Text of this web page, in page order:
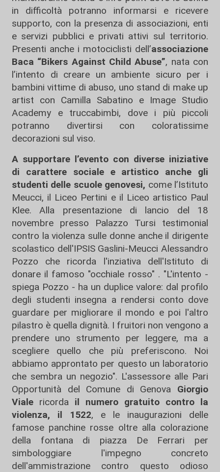
in difficoltà potranno informarsi e ricevere
supporto, con la presenza di associazioni, enti
e servizi pubblici e privati attivi sul territorio.
Presenti anche i motociclisti dell’associazione
Baca “Bikers Against Child Abuse”, nata con
l’intento di creare un ambiente sicuro per i
bambini vittime di abuso, uno stand di make up
artist con Camilla Sabatino e Image Studio
Academy e truccabimbi, dove i più piccoli
potranno divertirsi con coloratissime
decorazioni sul viso.
A supportare l’evento con diverse iniziative
di carattere sociale e artistico anche gli
studenti delle scuole genovesi, come l’Istituto
Meucci, il Liceo Pertini e il Liceo artistico Paul
Klee. Alla presentazione di lancio del 18
novembre presso Palazzo Tursi testimonial
contro la violenza sulle donne anche il dirigente
scolastico dell'IPSIS Gaslini-Meucci Alessandro
Pozzo che ricorda l'inziativa dell'Istituto di
donare il famoso "occhiale rosso" . "L'intento -
spiega Pozzo - ha un duplice valore: dal profilo
degli studenti insegna a rendersi conto dove
guardare per migliorare il mondo e poi l'altro
pilastro è quella dignità. I fruitori non vengono a
prendere uno strumento per leggere, ma a
scegliere quello che più preferiscono. Noi
abbiamo approntato per questo un laboratorio
che sembra un negozio". L'assessore alle Pari
Opportunità del Comune di Genova Giorgio
Viale ricorda il numero gratuito contro la
violenza, il 1522, e le inaugurazioni delle
famose panchine rosse oltre alla colorazione
della fontana di piazza De Ferrari per
simbologgiare l'impegno concreto
dell'ammistrazione contro questo odioso